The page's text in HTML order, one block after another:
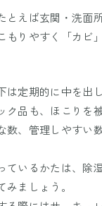
とえば玄関・洗面
もりやすく「カビ
は定期的に中を出
ク品も、ほこりを
数、管理しやすい
ているかたは、除
ましょう。